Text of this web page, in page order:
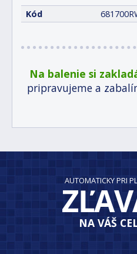
Kód
Na balenie si
pripravujeme a
AUTOMATICKY PRI
NA VÁŠ